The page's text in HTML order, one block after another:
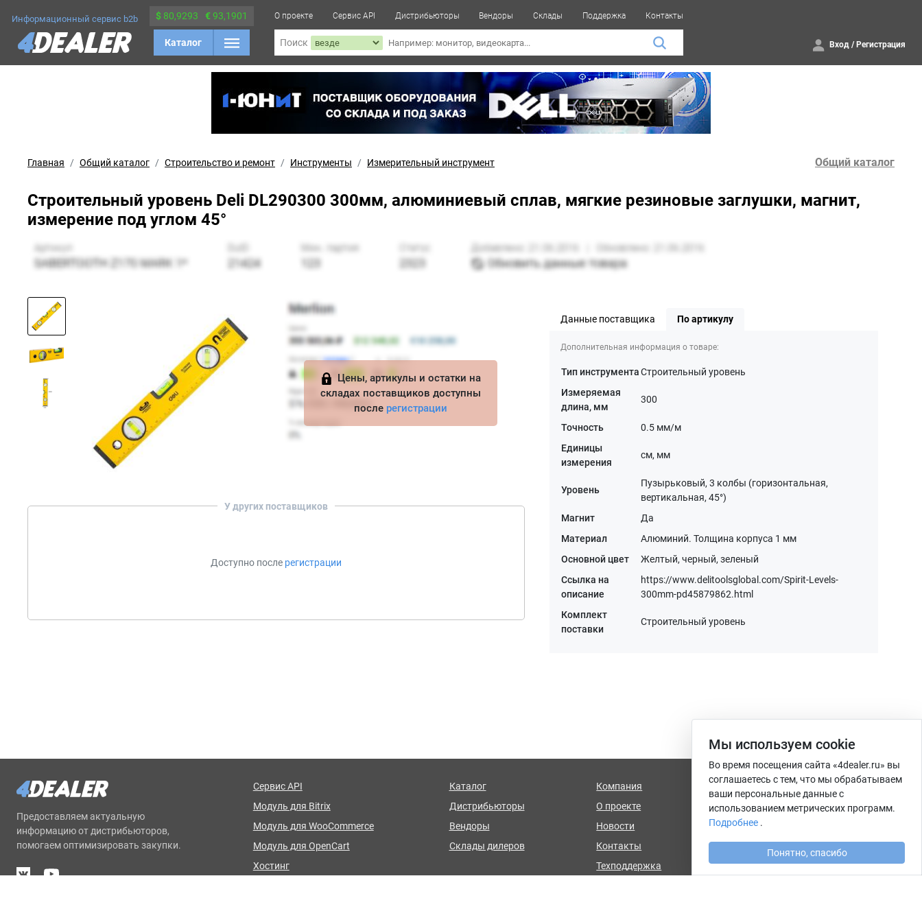
Информационный сервис b2b $ 80,9293 €93,1901
Каталог
О проекте Сервис API Дистрибьюторы Вендоры Склады Поддержка Контакты
Поиск Вход / Регистрация
Главная Общий каталог Строительство и ремонт Инструменты Измерительный инструмент Общий каталог
Строительный уровень Deli DL290300 300мм, алюминиевый сплав, мягкие резиновые заглушки, магнит,
измерение под углом 45°
Цены, артикулы и остатки на
складах поставщиков доступны
после регистрации
У других поставщиков
Доступно после регистрации
Данные поставщика По артикулу
Дополнительная информация о товаре:
Тип инструмента Строительный уровень
Измеряемая
длина, мм
300
Точность
0.5 мм/м
Единицы
измерения
см, мм
Уровень
Пузырьковый, 3 колбы (горизонтальная,
вертикальная, 45°)
Магнит
Да
Материал
Алюминий. Толщина корпуса 1 мм
Основной цвет
Желтый, черный, зеленый
Ссылка на
описание
https://www.delitoolsglobal.com/Spirit-Levels-
300mm-pd45879862.html
Комплект
поставки
Строительный уровень
Предоставляем актуальную
информацию от дистрибьюторов,
помогаем оптимизировать закупки.
Сервис API
Модуль для Bitrix
Модуль для WooCommerce
Модуль для OpenCart
Хостинг
Каталог
Дистрибьюторы
Вендоры
Склады дилеров
Компания
О проекте
Новости
Контакты
Техподдержка
info@4dealer.ru
Калининград, ул. Комсомольская,
дом 61, офис 4
Мы используем сookie
Во время посещения сайта «4dealer.ru» вы
соглашаетесь с тем, что мы обрабатываем
ваши персональные данные с
использованием метрических программ.
Подробнее .
Понятно, спасибо